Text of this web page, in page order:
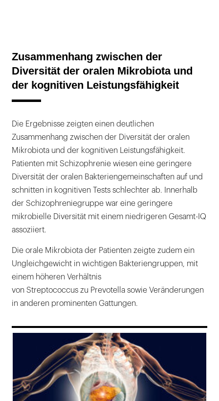
Zusammenhang zwischen der
Diversität der oralen Mikrobiota und
der kognitiven Leistungsfähigkeit
Die Ergebnisse zeigten einen deutlichen
Zusammenhang zwischen der Diversität der oralen
Mikrobiota und der kognitiven Leistungsfähigkeit.
Patienten mit Schizophrenie wiesen eine geringere
Diversität der oralen Bakteriengemeinschaften auf und
schnitten in kognitiven Tests schlechter ab. Innerhalb
der Schizophreniegruppe war eine geringere
mikrobielle Diversität mit einem niedrigeren Gesamt-IQ
assoziiert.
Die orale Mikrobiota der Patienten zeigte zudem ein
Ungleichgewicht in wichtigen Bakteriengruppen, mit
einem höheren Verhältnis
von Streptococcus zu Prevotella sowie Veränderungen
in anderen prominenten Gattungen.